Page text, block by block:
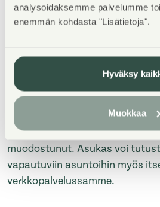
analysoidaksemme palvelumme
enemmän kohdasta "Lisätietoja".
Hyväksy
Muokkaa
ajankohtaista.
Voimme auttaa löytämään
Asuntosäätiön muista taloista.
mahdollista, jos
muodostunut. Asukas voi
vapautuviin asuntoihin myös
verkkopalvelussamme.